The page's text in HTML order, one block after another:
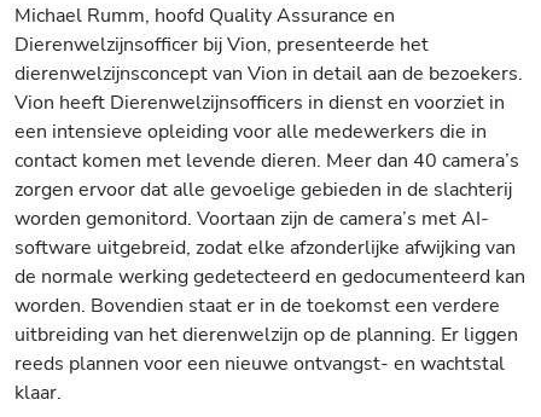
Michael Rumm, hoofd QualityAssurance en
Dierenwelzijnsofficer bijVion, presenteerde het
dierenwelzijnsconcept van Vion in detail aan de bezoekers.
Vion heeft Dierenwelzijnsofficers in dienst en voorziet in
een intensieve opleiding voor alle medewerkers die in
contact komen met levende dieren. Meer dan 40 camera’s
zorgen ervoor dat alle gevoelige gebieden in de slachterij
worden gemonitord. Voortaan zijn de camera’s met AI-
software uitgebreid, zodat elke afzonderlijke afwijking van
de normale werking gedetecteerd en gedocumenteerd kan
worden. Bovendien staat er in de toekomst een verdere
uitbreiding van het dierenwelzijn op de planning. Er liggen
reeds plannen voor een nieuwe ontvangst- en wachtstal
klaar.